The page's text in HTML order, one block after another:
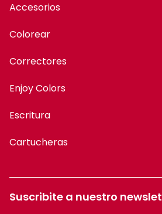
Accesorios
Colorear
Correctores
Enjoy Colors
Escritura
Cartucheras
Suscribite a nuestro